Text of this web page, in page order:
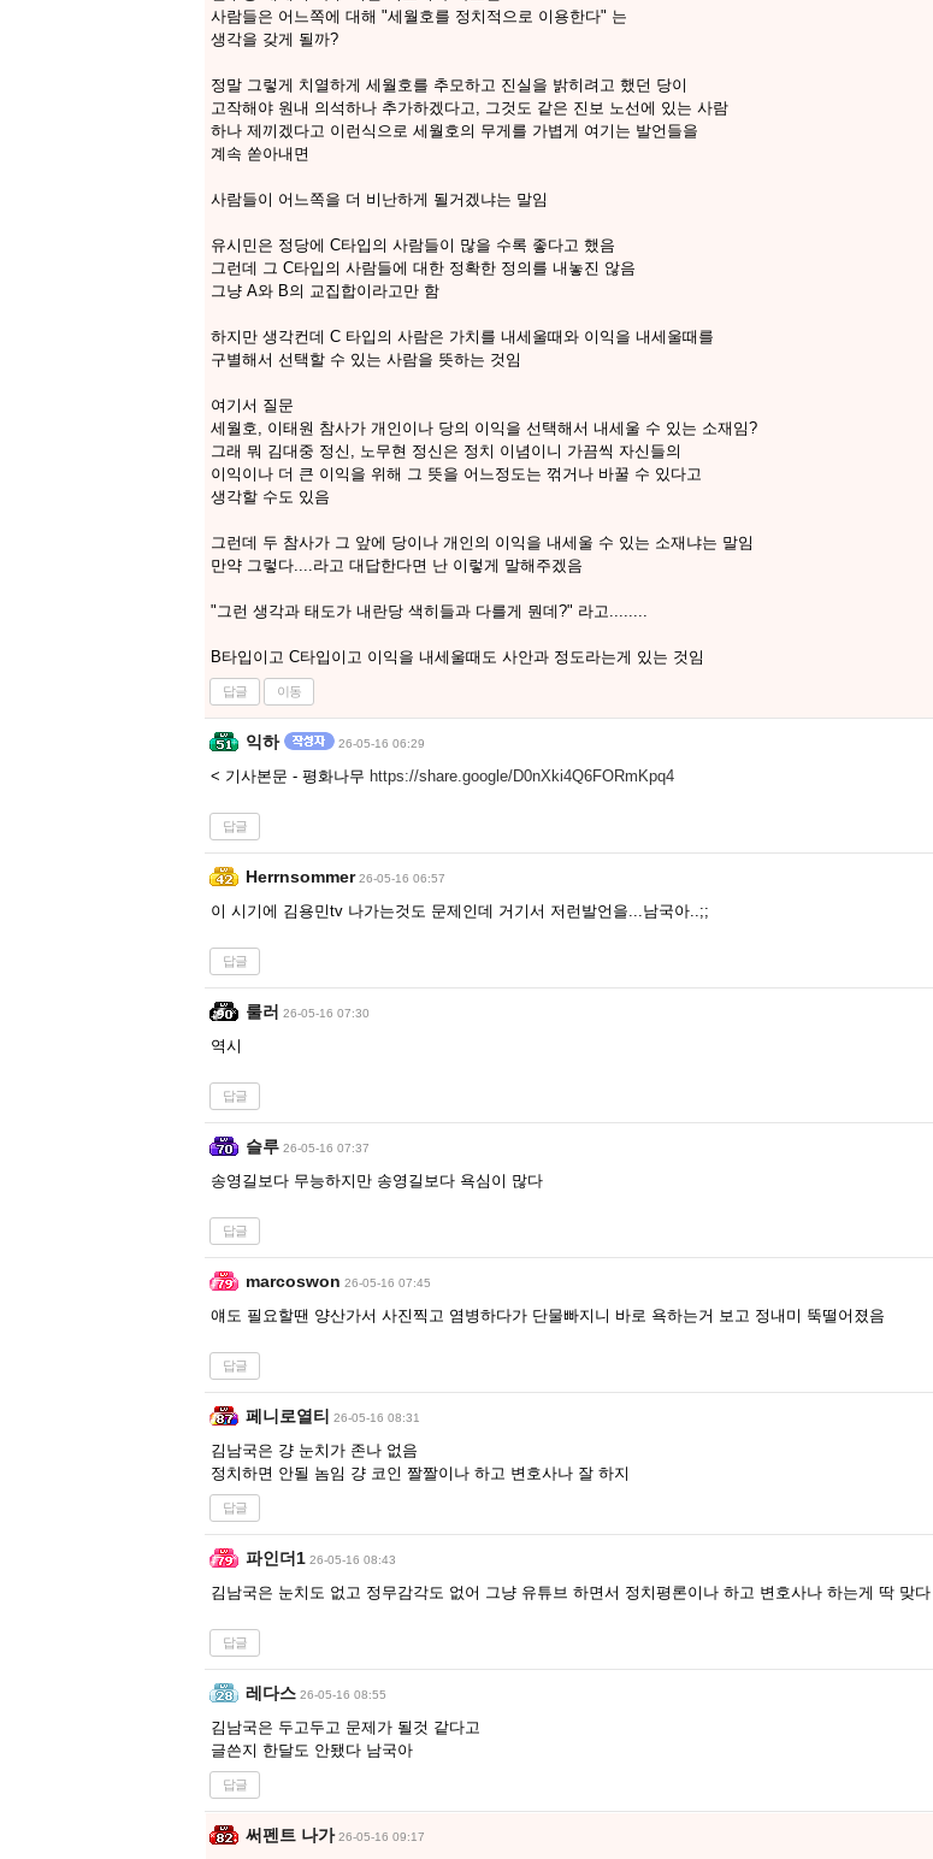
사람들은 어느쪽에 대해 "세월호를 정치적으로 이용한다" 는
생각을 갖게 될까?
정말 그렇게 치열하게 세월호를 추모하고 진실을 밝히려고 했던 당이
고작해야 원내 의석하나 추가하겠다고, 그것도 같은 진보 노선에 있는 사람
하나 제끼겠다고 이런식으로 세월호의 무게를 가볍게 여기는 발언들을
계속 쏟아내면
사람들이 어느쪽을 더 비난하게 될거겠냐는 말임
유시민은 정당에 C타입의 사람들이 많을 수록 좋다고 했음
그런데 그 C타입의 사람들에 대한 정확한 정의를 내놓진 않음
그냥 A와 B의 교집합이라고만 함
하지만 생각컨데 C 타입의 사람은 가치를 내세울때와 이익을 내세울때를
구별해서 선택할 수 있는 사람을 뜻하는 것임
여기서 질문
세월호, 이태원 참사가 개인이나 당의 이익을 선택해서 내세울 수 있는 소재임?
그래 뭐 김대중 정신, 노무현 정신은 정치 이념이니 가끔씩 자신들의
이익이나 더 큰 이익을 위해 그 뜻을 어느정도는 꺾거나 바꿀 수 있다고
생각할 수도 있음
그런데 두 참사가 그 앞에 당이나 개인의 이익을 내세울 수 있는 소재냐는 말임
만약 그렇다....라고 대답한다면 난 이렇게 말해주겠음
"그런 생각과 태도가 내란당 색히들과 다를게 뭔데?" 라고........
B타입이고 C타입이고 이익을 내세울때도 사안과 정도라는게 있는 것임
답글 이동
익하 26-05-16 06:29
< 기사본문 - 평화나무 https://share.google/D0nXki4Q6FORmKpq4
답글
Herrnsommer 26-05-16 06:57
이 시기에 김용민tv 나가는것도 문제인데 거기서 저런발언을...남국아..;;
답글
룰러 26-05-16 07:30
역시
답글
슬루 26-05-16 07:37
송영길보다 무능하지만 송영길보다 욕심이 많다
답글
marcoswon 26-05-16 07:45
얘도 필요할땐 양산가서 사진찍고 염병하다가 단물빠지니 바로 욕하는거 보고 정내미 뚝떨어졌음
답글
페니로열티 26-05-16 08:31
김남국은 걍 눈치가 존나 없음
정치하면 안될 놈임 걍 코인 짤짤이나 하고 변호사나 잘 하지
답글
파인더1 26-05-16 08:43
김남국은 눈치도 없고 정무감각도 없어 그냥 유튜브 하면서 정치평론이나 하고 변호사나 하는게 딱 맞다
답글
레다스 26-05-16 08:55
김남국은 두고두고 문제가 될것 같다고
글쓴지 한달도 안됐다 남국아
답글
써펜트 나가 26-05-16 09:17